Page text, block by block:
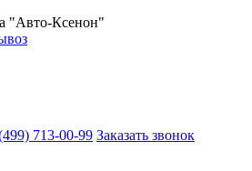
"Авто-Ксенон"
713-00-99 Заказать звонок